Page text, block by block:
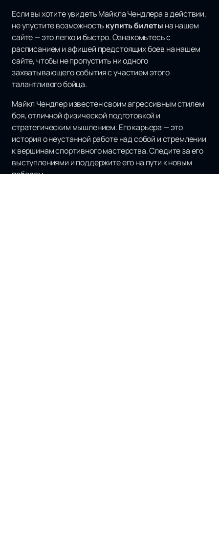
Если вы хотите увидеть Майкла Чендлера в действии,
не упустите возможность купить билеты на нашем
сайте — это легко и быстро. Ознакомьтесь с
расписанием и афишей предстоящих боев на нашем
сайте, чтобы не пропустить ни одного
захватывающего события с участием этого
талантливого бойца.
Майкл Чендлер известен своим агрессивным стилем
боя, отличной физической подготовкой и
стратегическим мышлением. Его карьера — это
история о неустанной работе над собой и стремлении
к вершинам спортивного мастерства. Следите за его
выступлениями и поддержите его на пути к новым
победам.